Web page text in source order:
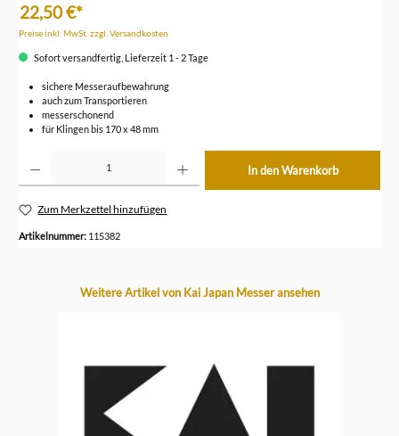
22,50 €*
Preise inkl. MwSt. zzgl. Versandkosten
Sofort versandfertig, Lieferzeit 1 - 2 Tage
sichere Messeraufbewahrung
auch zum Transportieren
messerschonend
für Klingen bis 170 x 48 mm
In den Warenkorb
Zum Merkzettel hinzufügen
Artikelnummer: 115382
Produktgalerie überspringen
Weitere Artikel von Kai Japan Messer ansehen